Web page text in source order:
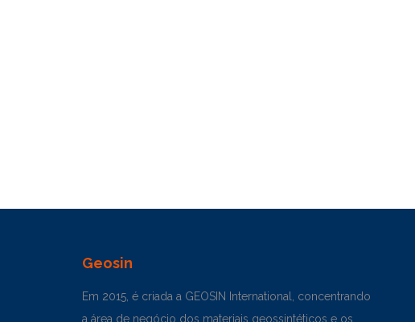
Geosin
Em 2015, é criada a GEOSIN International, concentrando
a área de negócio dos materiais geossintéticos e os